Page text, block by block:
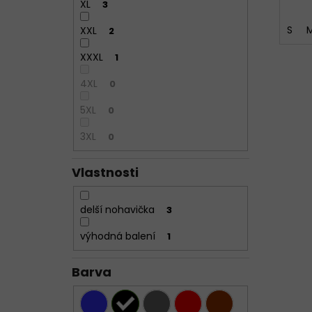
XL 3
XXL 2
XXXL 1
4XL 0
5XL 0
3XL 0
Vlastnosti
delší nohavička 3
výhodná balení 1
Barva
S